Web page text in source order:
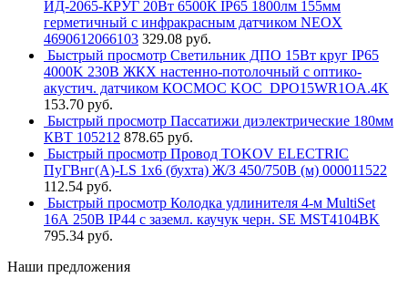
ИД-2065-КРУГ 20Вт 6500К IP65 1800лм 155мм
герметичный с инфракрасным датчиком NEOX
4690612066103 329.08 руб.
Быстрый просмотр Светильник ДПО 15Вт круг IP65
4000K 230В ЖКХ настенно-потолочный с оптико-
акустич. датчиком КОСМОС KOC_DPO15WR1OA.4K
153.70 руб.
Быстрый просмотр Пассатижи диэлектрические 180мм
КВТ 105212 878.65 руб.
Быстрый просмотр Провод TOKOV ELECTRIC
ПуГВнг(А)-LS 1х6 (бухта) Ж/З 450/750В (м) 000011522
112.54 руб.
Быстрый просмотр Колодка удлинителя 4-м MultiSet
16А 250В IP44 с заземл. каучук черн. SE MST4104BK
795.34 руб.
Наши предложения